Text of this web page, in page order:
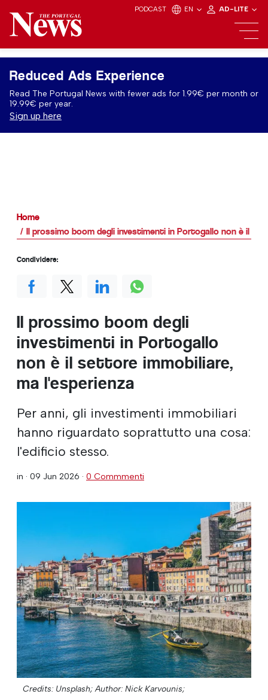
PODCAST EN AD-LITE
Reduced Ads Experience
Read The Portugal News with fewer ads for 1.99€ per month or
19.99€ per year.
Sign up here
Home
Il prossimo boom degli investimenti in Portogallo non è il
Il prossimo boom degli
investimenti in Portogallo
non è il settore immobiliare,
ma l'esperienza
Per anni, gli investimenti immobiliari
hanno riguardato soprattutto una cosa:
l'edificio stesso.
in · 09 Jun 2026 · 0 Commmenti
Credits: Unsplash; Author: Nick Karvounis;
Condividere: